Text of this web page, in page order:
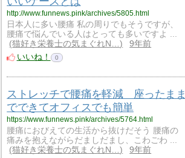
http://www.funnews.pink/archives/5805.html
日本人に多い腰痛 私の周りでもそうですが、
腰痛で悩んでいる人はとっても多いですよ ...
猫好き栄養士の気まぐれN…
9年前
いいね！
0
ストレッチで腰痛を軽減 座ったまま
でできてオフィスでも簡単
https://www.funnews.pink/archives/5764.html
腰痛におびえての生活から抜けだそう 腰痛の
痛みを抱えながらだましだまし、こわごわ ...
猫好き栄養士の気まぐれN…
9年前